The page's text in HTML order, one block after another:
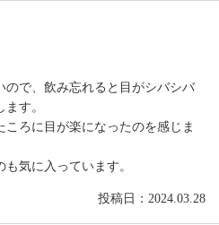
ので、飲み忘れると目がシバシバ
す。
ろに目が楽になったのを感じま
気に入っています。
投稿日：2024.03.28